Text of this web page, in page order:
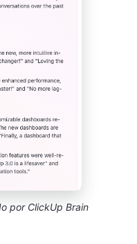
por ClickUp Brain